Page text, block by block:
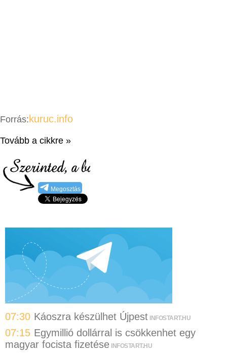
Forrás: kuruc.info
Tovább a cikkre »
Megosztás
07:30 Káoszra készülhet Újpest INFOSTART.HU
07:15 Egymillió dollárral is csökkenhet egy
magyar focista fizetése INFOSTART.HU